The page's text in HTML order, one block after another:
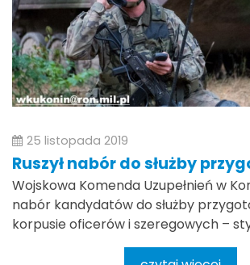
25 listopada 2019
Ruszył nabór do służby
Wojskowa Komenda Uzupełnień w
nabór kandydatów do służby
korpusie oficerów i szeregowych –